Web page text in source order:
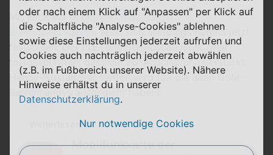
Mit Blick auf dieMobilfunkkarte der
Bundesnetzagentur lässt sich allerdings bereits jetzt
feststellen: Der LTE- und 5G-Ausbau ist so weit
fortgeschritten, dass die 2G-Abschaltung verstärkt
Handy-Nostalgiker treffen wird (da die alten GSM-
Barrenhandys ausgedient haben).
Weiterlesen
Mobilfunkkarte der
oder nach einem Klick auf "Anpassen" per Klick auf
die Schaltfläche "Analyse-Cookies" ablehnen
sowie diese Einstellungen jederzeit aufrufen und
Cookies auch nachträglich jederzeit abwählen
(z.B. im Fußbereich unserer Website). Nähere
Hinweise erhältst du in unserer
Datenschutzerklärung.
Nur notwendige Cookies